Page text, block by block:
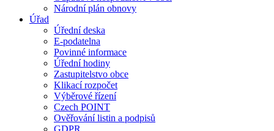
Národní plán obnovy
Úřad
Úřední deska
E-podatelna
Povinné informace
Úřední hodiny
Zastupitelstvo obce
Klikací rozpočet
Výběrové řízení
Czech POINT
Ověřování listin a podpisů
GDPR